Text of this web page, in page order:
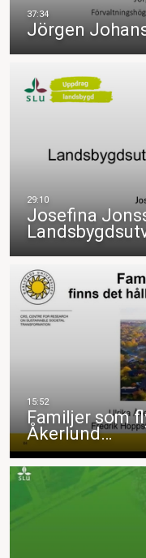
Jörgen
Josefina
Familjer som
Åkerlund…